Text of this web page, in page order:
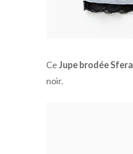
CeJupe brodée Sfera
noir.